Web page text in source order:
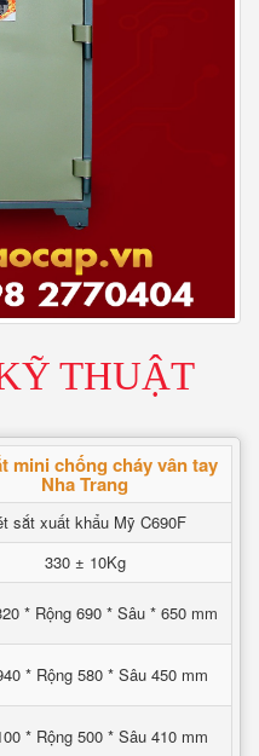
THUẬT
mini chống cháy vân tay
Nha Trang
sắt xuất khẩu Mỹ C690F
330 ± 10Kg
* Rộng 690 * Sâu * 650 mm
* Rộng 580 * Sâu 450 mm
* Rộng 500 * Sâu 410 mm